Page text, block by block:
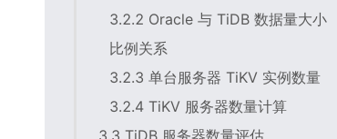
3.2.2 Oracle 与 TiDB 数据量大小
比例关系
3.2.3 单台服务器 TiKV 实例数量
3.2.4 TiKV 服务器数量计算
3.3 TiDB 服务器数量评估